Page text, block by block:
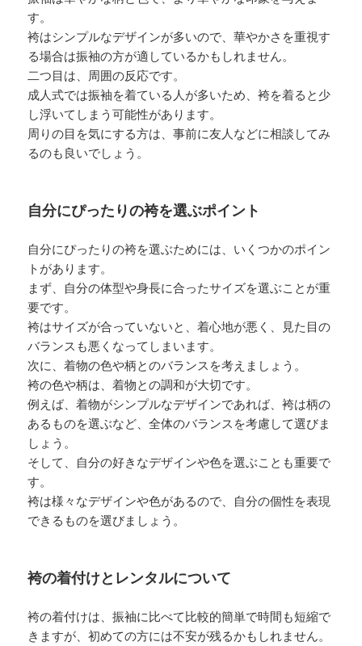
す。
袴はシンプルなデザインが多いので、華やかさを重視す
る場合は振袖の方が適しているかもしれません。
二つ目は、周囲の反応です。
成人式では振袖を着ている人が多いため、袴を着ると少
し浮いてしまう可能性があります。
周りの目を気にする方は、事前に友人などに相談してみ
るのも良いでしょう。
自分にぴったりの袴を選ぶポイント
自分にぴったりの袴を選ぶためには、いくつかのポイン
トがあります。
まず、自分の体型や身長に合ったサイズを選ぶことが重
要です。
袴はサイズが合っていないと、着心地が悪く、見た目の
バランスも悪くなってしまいます。
次に、着物の色や柄とのバランスを考えましょう。
袴の色や柄は、着物との調和が大切です。
例えば、着物がシンプルなデザインであれば、袴は柄の
あるものを選ぶなど、全体のバランスを考慮して選びま
しょう。
そして、自分の好きなデザインや色を選ぶことも重要で
す。
袴は様々なデザインや色があるので、自分の個性を表現
できるものを選びましょう。
袴の着付けとレンタルについて
袴の着付けは、振袖に比べて比較的簡単で時間も短縮で
きますが、初めての方には不安が残るかもしれません。